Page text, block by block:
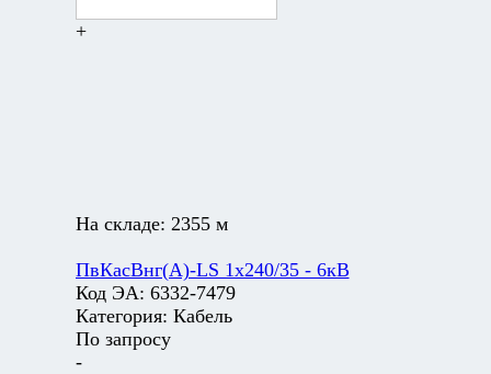
+
На складе: 2355 м
ПвКасВнг(А)-LS 1х240/35 - 6кВ
Код ЭА: 6332-7479
Категория: Кабель
По запросу
-